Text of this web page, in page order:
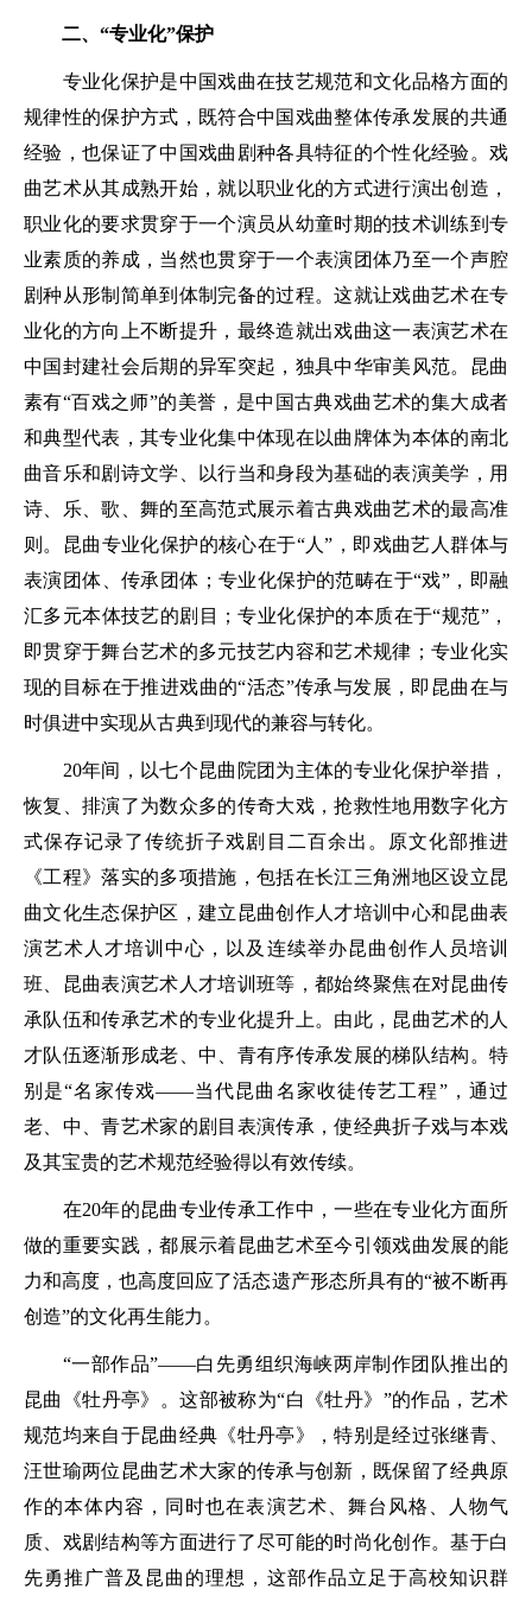
二、“专业化”保护
专业化保护是中国戏曲在技艺规范和文化品格方面的
规律性的保护方式，既符合中国戏曲整体传承发展的共通
经验，也保证了中国戏曲剧种各具特征的个性化经验。戏
曲艺术从其成熟开始，就以职业化的方式进行演出创造，
职业化的要求贯穿于一个演员从幼童时期的技术训练到专
业素质的养成，当然也贯穿于一个表演团体乃至一个声腔
剧种从形制简单到体制完备的过程。这就让戏曲艺术在专
业化的方向上不断提升，最终造就出戏曲这一表演艺术在
中国封建社会后期的异军突起，独具中华审美风范。昆曲
素有“百戏之师”的美誉，是中国古典戏曲艺术的集大成者
和典型代表，其专业化集中体现在以曲牌体为本体的南北
曲音乐和剧诗文学、以行当和身段为基础的表演美学，用
诗、乐、歌、舞的至高范式展示着古典戏曲艺术的最高准
则。昆曲专业化保护的核心在于“人”，即戏曲艺人群体与
表演团体、传承团体；专业化保护的范畴在于“戏”，即融
汇多元本体技艺的剧目；专业化保护的本质在于“规范”，
即贯穿于舞台艺术的多元技艺内容和艺术规律；专业化实
现的目标在于推进戏曲的“活态”传承与发展，即昆曲在与
时俱进中实现从古典到现代的兼容与转化。
20年间，以七个昆曲院团为主体的专业化保护举措，
恢复、排演了为数众多的传奇大戏，抢救性地用数字化方
式保存记录了传统折子戏剧目二百余出。原文化部推进
《工程》落实的多项措施，包括在长江三角洲地区设立昆
曲文化生态保护区，建立昆曲创作人才培训中心和昆曲表
演艺术人才培训中心，以及连续举办昆曲创作人员培训
班、昆曲表演艺术人才培训班等，都始终聚焦在对昆曲传
承队伍和传承艺术的专业化提升上。由此，昆曲艺术的人
才队伍逐渐形成老、中、青有序传承发展的梯队结构。特
别是“名家传戏——当代昆曲名家收徒传艺工程”，通过
老、中、青艺术家的剧目表演传承，使经典折子戏与本戏
及其宝贵的艺术规范经验得以有效传续。
在20年的昆曲专业传承工作中，一些在专业化方面所
做的重要实践，都展示着昆曲艺术至今引领戏曲发展的能
力和高度，也高度回应了活态遗产形态所具有的“被不断再
创造”的文化再生能力。
“一部作品”——白先勇组织海峡两岸制作团队推出的
昆曲《牡丹亭》。这部被称为“白《牡丹》”的作品，艺术
规范均来自于昆曲经典《牡丹亭》，特别是经过张继青、
汪世瑜两位昆曲艺术大家的传承与创新，既保留了经典原
作的本体内容，同时也在表演艺术、舞台风格、人物气
质、戏剧结构等方面进行了尽可能的时尚化创作。基于白
先勇推广普及昆曲的理想，这部作品立足于高校知识群